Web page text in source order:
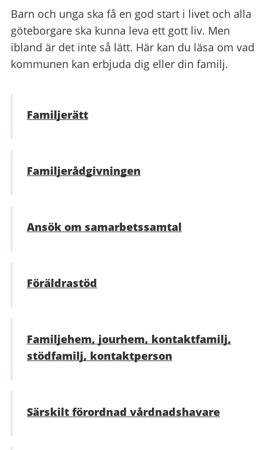
Barn och unga ska få en god start i livet och alla
göteborgare ska kunna leva ett gott liv. Men
ibland är det inte så lätt. Här kan du läsa om vad
kommunen kan erbjuda dig eller din familj.
Familjerätt
Familjerådgivningen
Ansök om samarbetssamtal
Föräldrastöd
Familjehem, jourhem, kontaktfamilj,
stödfamilj, kontaktperson
Särskilt förordnad vårdnadshavare